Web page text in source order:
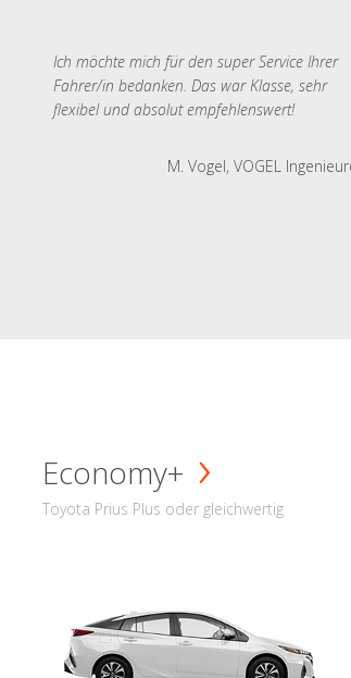
Ich möchte mich für den super Service Ihrer
Fahrer/in bedanken. Das war Klasse, sehr
flexibel und absolut empfehlenswert!
M. Vogel, VOGEL
Economy+
Toyota Prius Plus oder gleichwertig